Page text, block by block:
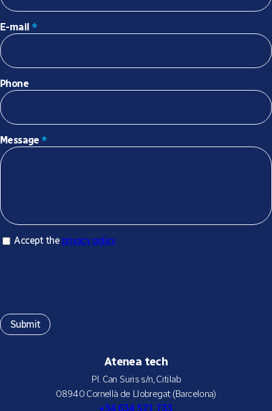
Atenea tech
Pl. Can Suris s/n, Citilab
08940 Cornellà de Llobregat (Barcelona)
+34 634 521 733
E-mail *
Phone
Message *
Accept privacy policy*
Accept the privacy policy